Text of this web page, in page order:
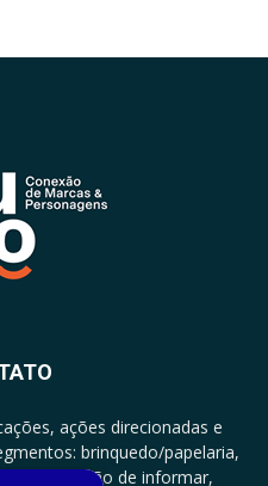
ações direcionadas e
brinquedo/papelaria,
a missão de informar,